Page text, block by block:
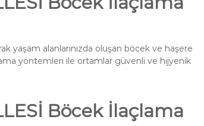
yaşam alanlarınızda oluşan böcek ve haşere
yöntemleri ile ortamlar güvenli ve hijyenik
Böcek İlaçlama